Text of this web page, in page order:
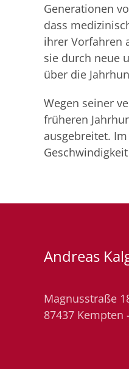
Generationen
dass
ihrer Vorfahren
sie durch neue
über die
Wegen seiner
früheren
ausgebreitet.
Andreas
Magnusstraße
87437 Kempten